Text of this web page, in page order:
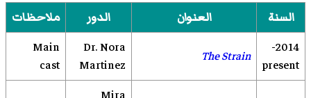
السنة العنوان الدور
ملاحظات
2014-
present
The Strain
Dr. Nora
Martinez
Main
cast